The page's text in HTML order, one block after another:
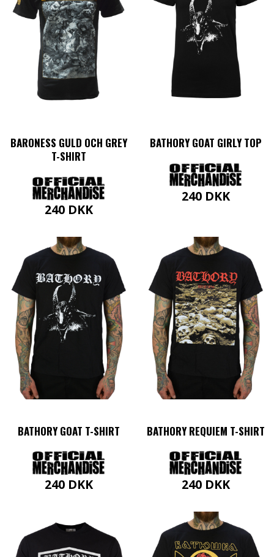
på
varesiden
vælges
BARONESS GULD OCH GREY
T-SHIRT
240 DKK
vare
har
varianter.
Mulighederne
kan
vælges
på
varesiden
BATHORY GOAT GIRLY TOP
240 DKK
har
flere
Mulighederne
kan
vælges
på
varesiden
BATHORY GOAT T-SHIRT
240 DKK
har
varianter.
BATHORY REQUIEM T-SHIRT
240 DKK
vare
har
varianter.